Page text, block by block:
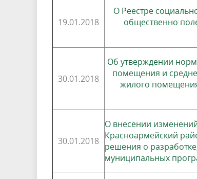
19.01.2018
О Реестре
общественно
30.01.2018
Об утверждении
помещения и
жилого
30.01.2018
О внесении
Красноармейский
решения о
муниципальных